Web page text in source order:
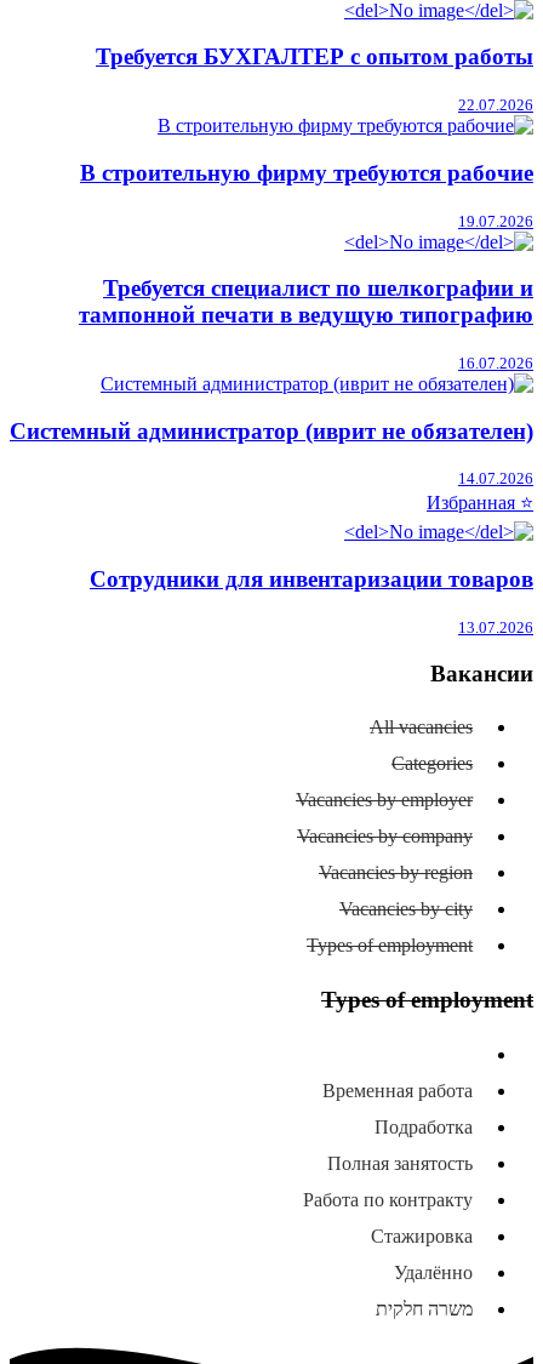
Требуется БУХГАЛТЕР с опытом работы
22.07.2026
В строительную фирму требуются рабочие
19.07.2026
Требуется специалист по шелкографии и
тампонной печати в ведущую типографию
16.07.2026
Системный администратор (иврит не обязателен)
14.07.2026
⭐ Избранная
Сотрудники для инвентаризации товаров
13.07.2026
Вакансии
All vacancies
Categories
Vacancies by employer
Vacancies by company
Vacancies by region
Vacancies by city
Types of employment
Types of employment
Временная работа
Подработка
Полная занятость
Работа по контракту
Стажировка
Удалённо
משרה חלקית